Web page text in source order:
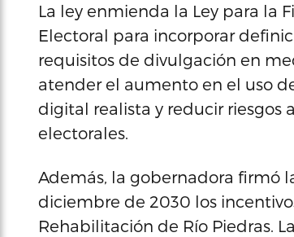
La ley enmienda la Ley para la
Electoral para incorporar
requisitos de divulgación en
atender el aumento en el uso
digital realista y reducir riesgos
electorales.
Además, la gobernadora firmó
diciembre de 2030 los
Rehabilitación de Río Piedras.